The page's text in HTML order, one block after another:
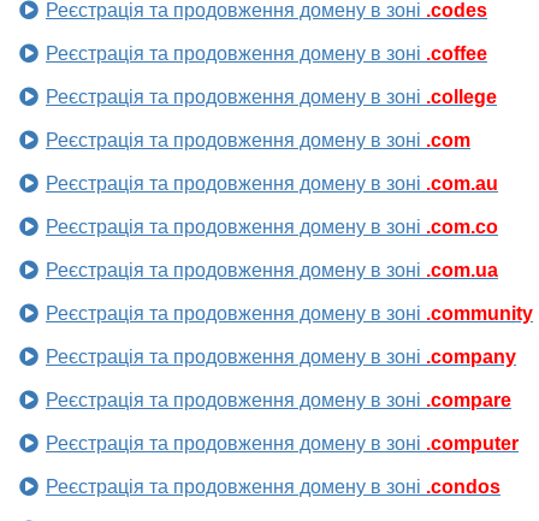
Реєстрація та продовження домену в зоні .codes
Реєстрація та продовження домену в зоні .coffee
Реєстрація та продовження домену в зоні .college
Реєстрація та продовження домену в зоні .com
Реєстрація та продовження домену в зоні .com.au
Реєстрація та продовження домену в зоні .com.co
Реєстрація та продовження домену в зоні .com.ua
Реєстрація та продовження домену в зоні .community
Реєстрація та продовження домену в зоні .company
Реєстрація та продовження домену в зоні .compare
Реєстрація та продовження домену в зоні .computer
Реєстрація та продовження домену в зоні .condos